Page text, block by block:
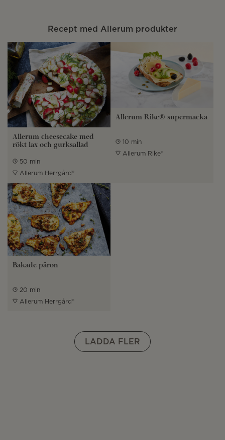
Recept med Allerum produkter
Allerum cheesecake med
rökt lax och gurksallad
50 min
Allerum Herrgård®
Allerum Rike® supermacka
10 min
Allerum Rike®
Bakade päron
20 min
Allerum Herrgård®
LADDA FLER